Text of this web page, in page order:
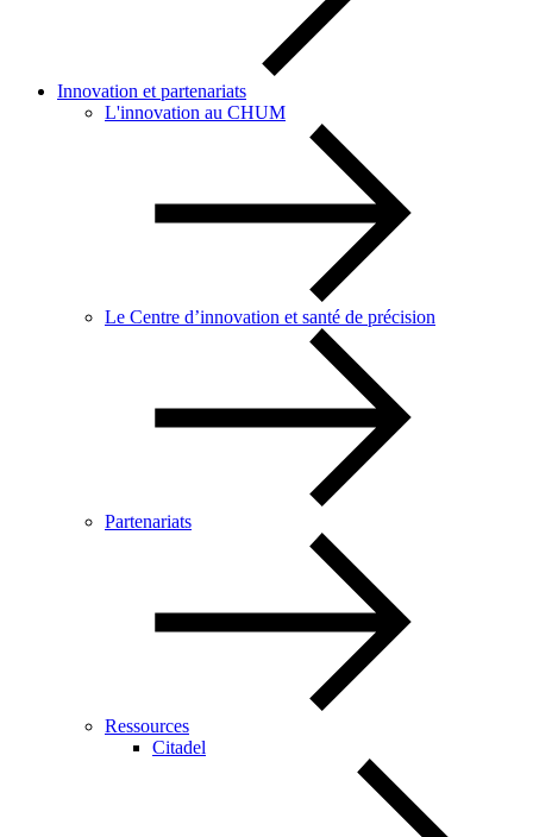
Innovation et partenariats
L'innovation au CHUM
Le Centre d’innovation et santé de précision
Partenariats
Ressources
Citadel